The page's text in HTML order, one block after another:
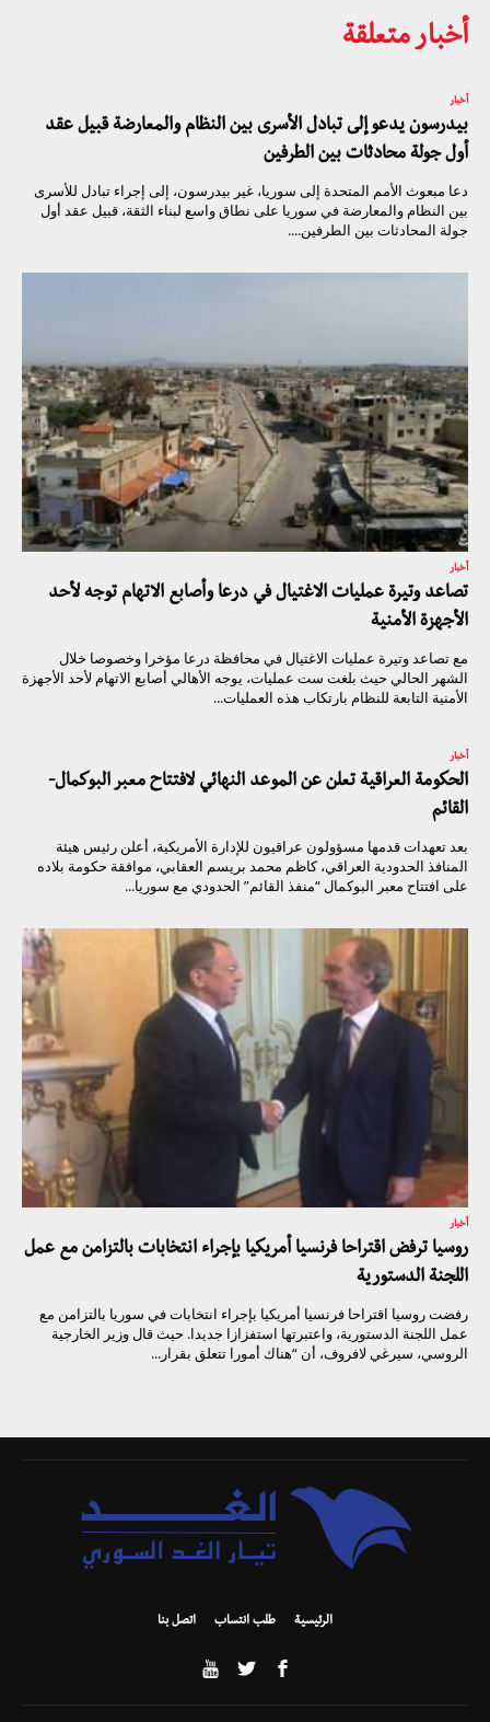
أخبار متعلقة
أخبار
بيدرسون يدعو إلى تبادل الأسرى بين النظام والمعارضة قبيل عقد
أول جولة محادثات بين الطرفين
دعا مبعوث الأمم المتحدة إلى سوريا، غير بيدرسون، إلى إجراء تبادل للأسرى
بين النظام والمعارضة في سوريا على نطاق واسع لبناء الثقة، قبيل عقد أول
جولة المحادثات بين الطرفين....
أخبار
تصاعد وتيرة عمليات الاغتيال في درعا وأصابع الاتهام توجه لأحد
الأجهزة الأمنية
مع تصاعد وتيرة عمليات الاغتيال في محافظة درعا مؤخرا وخصوصا خلال
الشهر الحالي حيث بلغت ست عمليات، يوجه الأهالي أصابع الاتهام لأحد الأجهزة
الأمنية التابعة للنظام بارتكاب هذه العمليات...
أخبار
الحكومة العراقية تعلن عن الموعد النهائي لافتتاح معبر البوكمال-
القائم
بعد تعهدات قدمها مسؤولون عراقيون للإدارة الأمريكية، أعلن رئيس هيئة
المنافذ الحدودية العراقي، كاظم محمد بريسم العقابي، موافقة حكومة بلاده
على افتتاح معبر البوكمال “منفذ القائم” الحدودي مع سوريا...
أخبار
روسيا ترفض اقتراحا فرنسيا أمريكيا بإجراء انتخابات بالتزامن مع عمل
اللجنة الدستورية
رفضت روسيا اقتراحا فرنسيا أمريكيا بإجراء انتخابات في سوريا بالتزامن مع
عمل اللجنة الدستورية، واعتبرتها استفزازا جديدا. حيث قال وزير الخارجية
الروسي، سيرغي لافروف، أن “هناك أمورا تتعلق بقرار...
الرئيسية طلب انتساب اتصل بنا